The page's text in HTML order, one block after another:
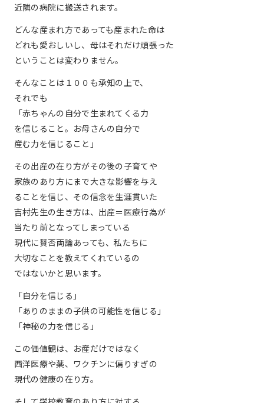
近隣の病院に搬送されます。
どんな産まれ方であっても産まれた命は
どれも愛おしいし、母はそれだけ頑張った
ということは変わりません。
そんなことは１００も承知の上で、
それでも
「赤ちゃんの自分で生まれてくる力
を信じること。お母さんの自分で
産む力を信じること」
その出産の在り方がその後の子育てや
家族のあり方にまで大きな影響を与え
ることを信じ、その信念を生涯貫いた
吉村先生の生き方は、出産＝医療行為が
当たり前となってしまっている
現代に賛否両論あっても、私たちに
大切なことを教えてくれているの
ではないかと思います。
「自分を信じる」
「ありのままの子供の可能性を信じる」
「神秘の力を信じる」
この価値観は、お産だけではなく
西洋医療や薬、ワクチンに偏りすぎの
現代の健康の在り方。